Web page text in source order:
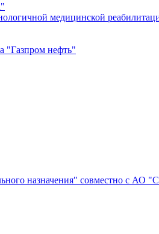
медицинской
"Газпром нефть"
назначения" совместно с